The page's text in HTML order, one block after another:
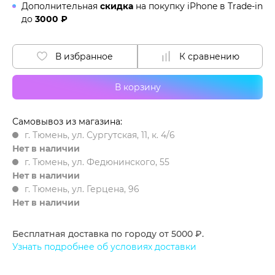
Дополнительная скидка на покупку iPhone в Trade-in
до 3000 ₽
В корзину
В избранное К сравнению
Самовывоз из магазина:
г. Тюмень, ул. Сургутская, 11, к. 4/6
Нет в наличии
г. Тюмень, ул. Федюнинского, 55
Нет в наличии
г. Тюмень, ул. Герцена, 96
Нет в наличии
Бесплатная доставка по городу от 5000 ₽.
Узнать подробнее об условиях доставки